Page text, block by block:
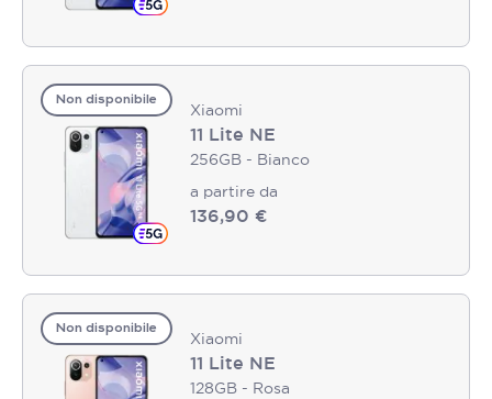
Non disponibile Xiaomi
11 Lite NE
256GB - Bianco
a partire da
136,90 €
Non disponibile Xiaomi
11 Lite NE
128GB - Rosa